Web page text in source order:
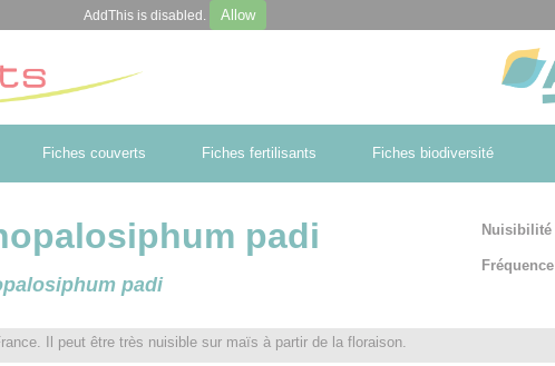
AddThis is disabled. Allow
Fiches couverts Fiches fertilisants Fiches biodiversité
padi
padi
Nuisibilité
Fréquence
Il peut être très nuisible sur maïs à partir de la floraison.